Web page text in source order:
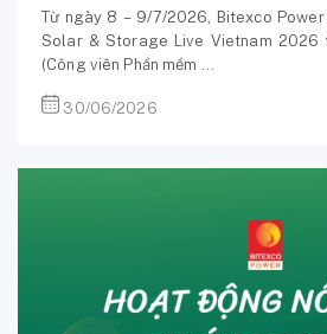
Từ ngày 8 – 9/7/2026, Bitexco
Solar & Storage Live Vietnam 2026
(Công viên Phần mềm ...
30/06/2026